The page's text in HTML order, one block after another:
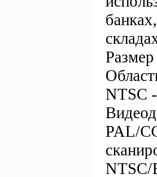
NTSC
PAL/
NTSC/